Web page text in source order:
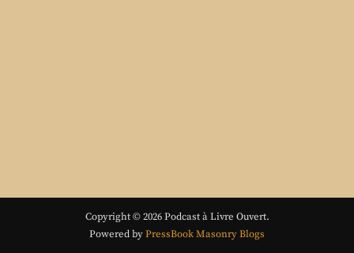
Copyright © 2026 Podcast à Livre Ouvert.
Powered byPressBook Masonry Blogs